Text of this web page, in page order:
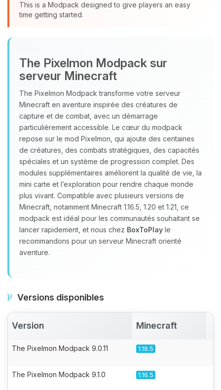
This is a Modpack designed to give players an easy
time getting started.
The Pixelmon Modpack sur
serveur Minecraft
The Pixelmon Modpack transforme votre serveur
Minecraft en aventure inspirée des créatures de
capture et de combat, avec un démarrage
particulièrement accessible. Le cœur du modpack
repose sur le mod Pixelmon, qui ajoute des centaines
de créatures, des combats stratégiques, des capacités
spéciales et un système de progression complet. Des
modules supplémentaires améliorent la qualité de vie, la
mini carte et l’exploration pour rendre chaque monde
plus vivant. Compatible avec plusieurs versions de
Minecraft, notamment Minecraft 1.16.5, 1.20 et 1.21, ce
modpack est idéal pour les communautés souhaitant se
lancer rapidement, et nous chez BoxToPlay le
recommandons pour un serveur Minecraft orienté
aventure.
Versions disponibles
Version Minecraft
The Pixelmon Modpack 9.0.11 1.16.5
The Pixelmon Modpack 9.1.0 1.16.5
Youpi, enfin quelqu’un pour me
parler ! Moi c’est Choupy, ton petit
assistant BoxToPlay. Dis-moi ce dont
tu as besoin et je vais remuer mes
petits circuits pour t’aider.
06/08/2026 à 11:08